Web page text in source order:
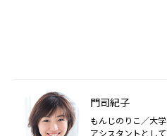
門司紀子
もんじのりこ／大
アシスタントとし